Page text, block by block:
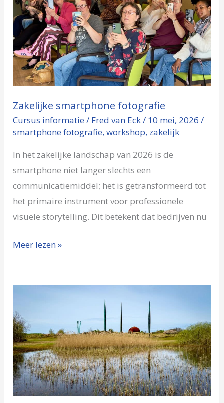
Zakelijke smartphone fotografie
Cursus informatie/ Fred van Eck/ 10 mei, 2026/
smartphone fotografie,workshop, zakelijk
In het zakelijke landschap van 2026 is de
smartphone niet langer slechts een
communicatiemiddel; het is getransformeerd tot
het primaire instrument voor professionele
visuele storytelling. Dit betekent dat bedrijven nu
fotografie
Meer lezen »
Nollen
als
workshop
locatie